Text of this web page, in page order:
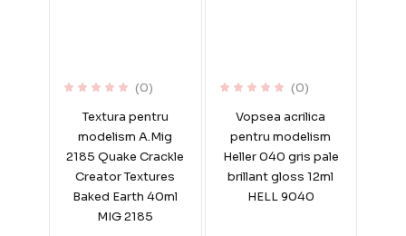
(0)
Textura pentru
modelism A.Mig
2185 Quake Crackle
Creator Textures
Baked Earth 40ml
MIG 2185
(0)
Vopsea acrilica
pentru modelism
Heller 040 gris pale
brillant gloss 12ml
HELL 9040